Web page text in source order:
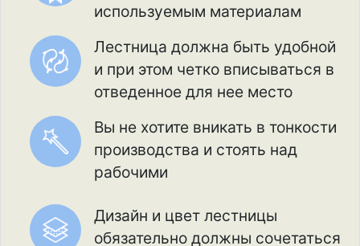
используемым материалам
Лестница должна быть удобной
и при этом четко вписываться в
отведенное для нее место
Вы не хотите вникать в тонкости
производства и стоять над
рабочими
Дизайн и цвет лестницы
обязательно должны сочетаться